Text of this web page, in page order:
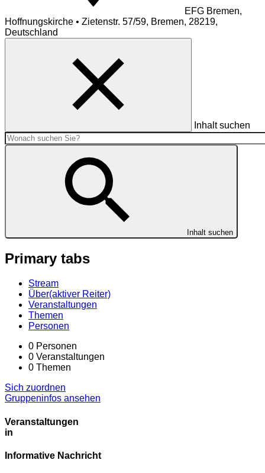
EFG Bremen,
Hoffnungskirche • Zietenstr. 57/59, Bremen, 28219,
Deutschland
Inhalt suchen
Inhalt suchen
Primary tabs
Stream
Über(aktiver Reiter)
Veranstaltungen
Themen
Personen
0 Personen
0 Veranstaltungen
0 Themen
Sich zuordnen
Gruppeninfos ansehen
Veranstaltungen
in
Informative Nachricht